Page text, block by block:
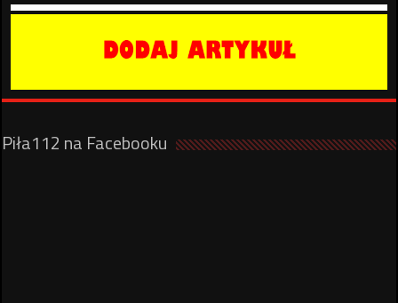
Piła112 na Facebooku